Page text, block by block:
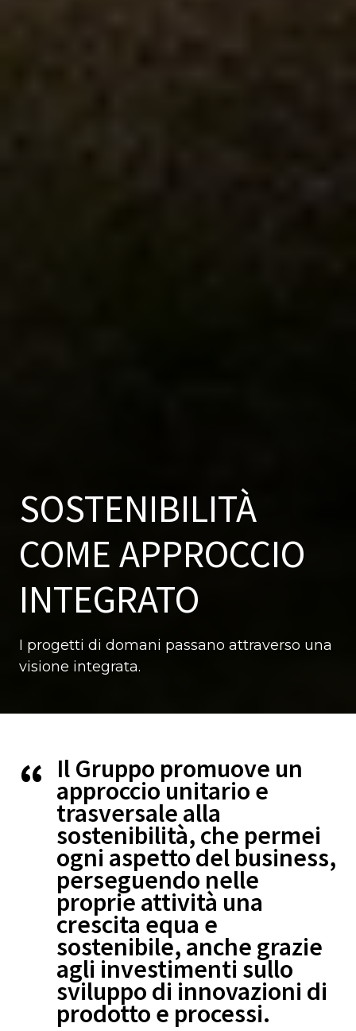
SOSTENIBILITÀ
COME APPROCCIO
INTEGRATO
I progetti di domani passano attraverso una
visione integrata.
Il Gruppo promuove un
approccio unitario e
trasversale alla
sostenibilità, che permei
ogni aspetto del business,
perseguendo nelle
proprie attività una
crescita equa e
sostenibile, anche grazie
agli investimenti sullo
sviluppo di innovazioni di
prodotto e processi.